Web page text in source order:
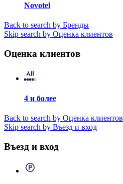
Novotel
Back to search by Бренды
Skip search by Оценка клиентов
Оценка клиентов
4 и более
Back to search by Оценка клиентов
Skip search by Въезд и вход
Въезд и вход